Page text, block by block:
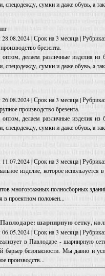
спецодежду, сумки и даже обувь, a
| Срок на 3 месяца |
брезента.
делаем различные изделия из
спецодежду, сумки и даже обувь, a
| Срок на 3 месяца |
производство брезента.
делаем различные изделия из
спецодежду, сумки и даже обувь, a
| Срок на 3 месяца |
изделие, которое используется в
многоэтажных полносборных
в проектном положен...
шарнирную сетку,
| Срок на 3 месяца |
в Павлодаре - шарнирную
барьер безопасности. Мы давно и
производств...